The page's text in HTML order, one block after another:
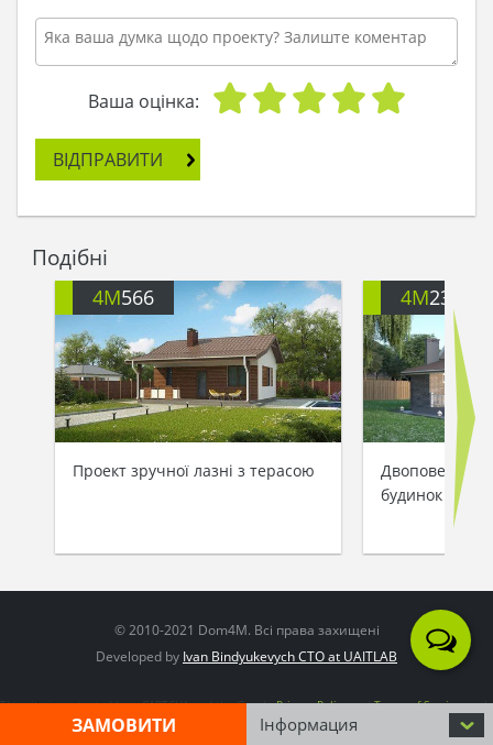
Ваша оцінка:
ВІДПРАВИТИ
Подібні
4M566
Проект зручної лазні з терасою
4M2336
будинок
ЗАМОВИТИ Інформация
© 2010-2021 Dom4M. Всі права захищені
Developed by Ivan Bindyukevych CTO at UAITLAB
This site is protected by reCAPTCHA and the GooglePrivacy PolicyandTerms of Serviceapply